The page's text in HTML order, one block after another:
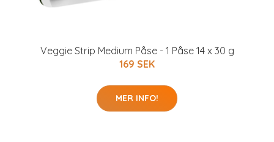
Veggie Strip Medium Påse - 1 Påse 14 x 30 g
169 SEK
MER INFO!